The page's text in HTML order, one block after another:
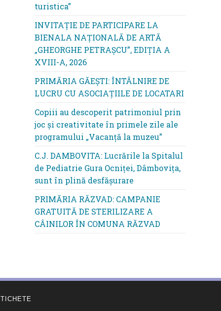
turistica”
INVITAȚIE DE PARTICIPARE LA
BIENALA NAȚIONALĂ DE ARTĂ
„GHEORGHE PETRAȘCU”, EDIŢIA A
XVIII-A, 2026
PRIMĂRIA GĂEȘTI: ÎNTÂLNIRE DE
LUCRU CU ASOCIAȚIILE DE LOCATARI
Copiii au descoperit patrimoniul prin
joc și creativitate în primele zile ale
programului „Vacanță la muzeu”
C.J. DAMBOVITA: Lucrările la Spitalul
de Pediatrie Gura Ocniței, Dâmbovița,
sunt în plină desfășurare
PRIMĂRIA RĂZVAD: CAMPANIE
GRATUITĂ DE STERILIZARE A
CÂINILOR ÎN COMUNA RĂZVAD